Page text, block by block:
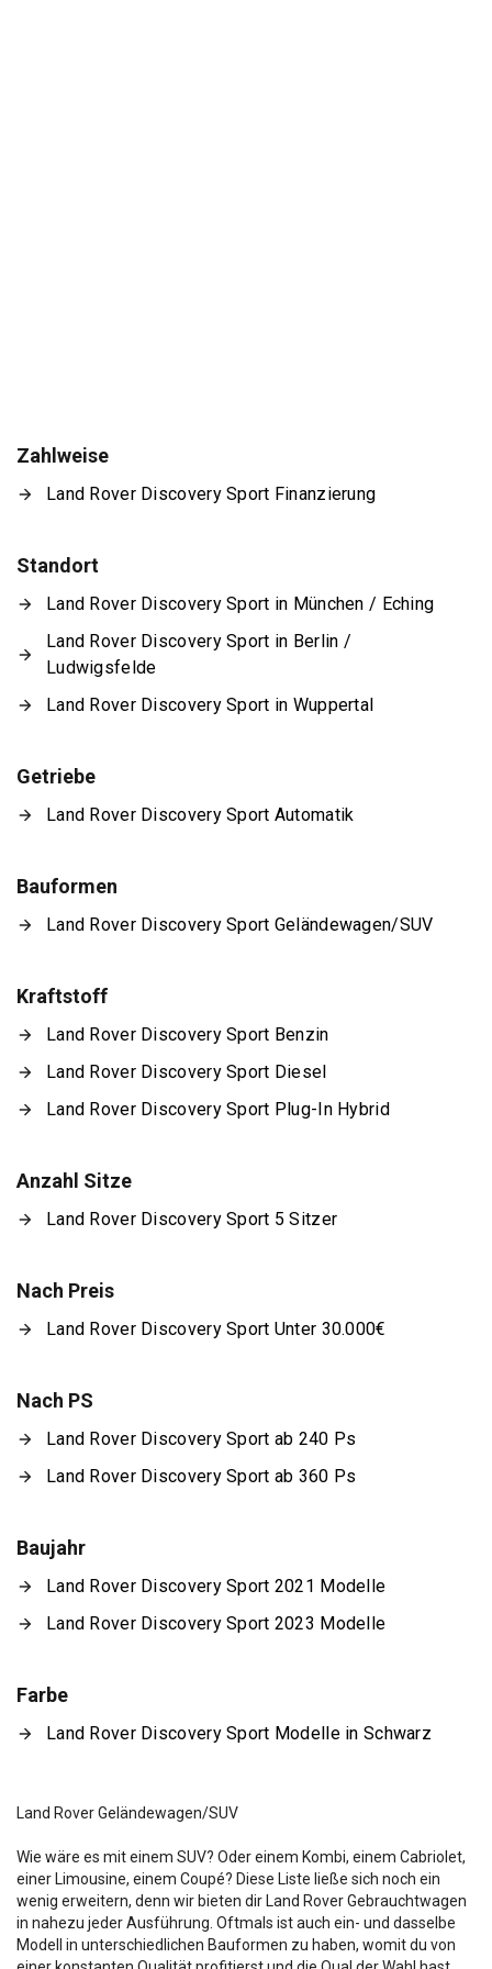
Zahlweise
Land Rover Discovery Sport Finanzierung
Standort
Land Rover Discovery Sport in München / Eching
Land Rover Discovery Sport in Berlin /
Ludwigsfelde
Land Rover Discovery Sport in Wuppertal
Getriebe
Land Rover Discovery Sport Automatik
Bauformen
Land Rover Discovery Sport Geländewagen/SUV
Kraftstoff
Land Rover Discovery Sport Benzin
Land Rover Discovery Sport Diesel
Land Rover Discovery Sport Plug-In Hybrid
Anzahl Sitze
Land Rover Discovery Sport 5 Sitzer
Nach Preis
Land Rover Discovery Sport Unter 30.000€
Nach PS
Land Rover Discovery Sport ab 240 Ps
Land Rover Discovery Sport ab 360 Ps
Baujahr
Land Rover Discovery Sport 2021 Modelle
Land Rover Discovery Sport 2023 Modelle
Farbe
Land Rover Discovery Sport Modelle in Schwarz
Land Rover Geländewagen/SUV
Wie wäre es mit einem SUV? Oder einem Kombi, einem Cabriolet,
einer Limousine, einem Coupé? Diese Liste ließe sich noch ein
wenig erweitern, denn wir bieten dir Land Rover Gebrauchtwagen
in nahezu jeder Ausführung. Oftmals ist auch ein- und dasselbe
Modell in unterschiedlichen Bauformen zu haben, womit du von